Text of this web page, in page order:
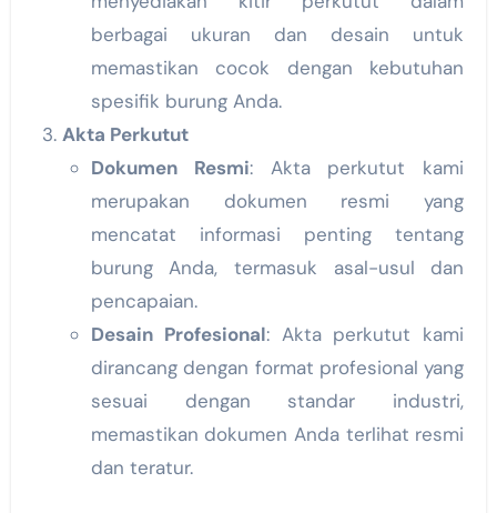
berbagai ukuran dan desain untuk
memastikan cocok dengan kebutuhan
spesifik burung Anda.
Akta Perkutut
Dokumen Resmi: Akta perkutut kami
merupakan dokumen resmi yang
mencatat informasi penting tentang
burung Anda, termasuk asal-usul dan
pencapaian.
Desain Profesional: Akta perkutut kami
dirancang dengan format profesional yang
sesuai dengan standar industri,
memastikan dokumen Anda terlihat resmi
dan teratur.